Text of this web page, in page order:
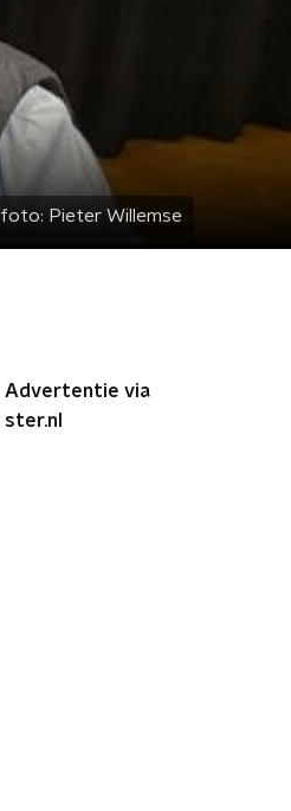
foto: Pieter Willemse
Advertentie via
ster.nl